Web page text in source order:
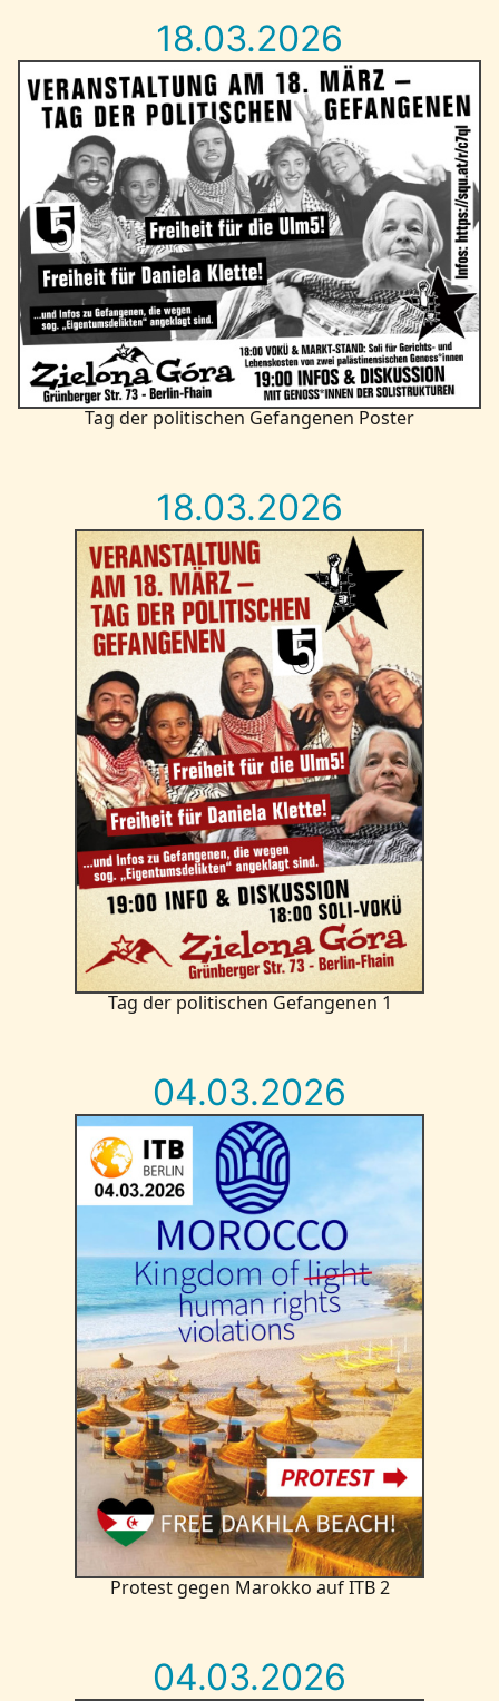
18.03.2026
Tag der politischen Gefangenen Poster
18.03.2026
Tag der politischen Gefangenen 1
04.03.2026
Protest gegen Marokko auf ITB 2
04.03.2026